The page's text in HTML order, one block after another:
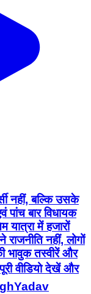
नहीं, बल्कि उसके
पांच बार विधायक
यात्रा में हजारों
राजनीति नहीं, लोगों
तस्वीरें और
वीडियो देखें और